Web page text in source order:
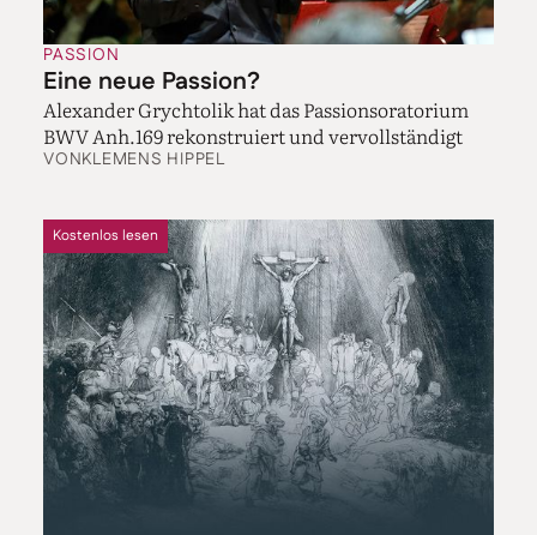
PASSION
Eine neue Passion?
Alexander Grychtolik hat das Passions­oratorium
BWV Anh.169 rekonstruiert und vervollständigt
VONKLEMENS HIPPEL
Kostenlos lesen